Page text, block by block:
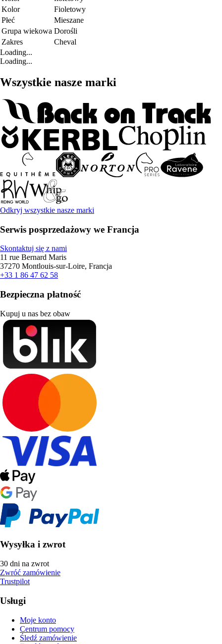
Kolor
Fioletowy
Płeć
Mieszane
Grupa wiekowa Dorośli
Zakres
Cheval
Loading...
Loading...
Wszystkie nasze marki
Odkryj wszystkie nasze marki
Serwis posprzedażowy we Francja
Skontaktuj się z nami
11 rue Bernard Maris
37270 Montlouis-sur-Loire, Francja
+33 1 86 47 62 58
Bezpieczna płatność
Kupuj u nas bez obaw
Wysyłka i zwrot
30 dni na zwrot
Zwróć zamówienie
Trustpilot
Usługi
Moje konto
Centrum pomocy
Śledź zamówienie